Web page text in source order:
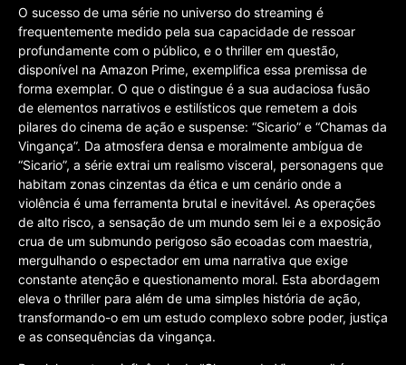
O sucesso de uma série no universo do streaming é
frequentemente medido pela sua capacidade de ressoar
profundamente com o público, e o thriller em questão,
disponível na Amazon Prime, exemplifica essa premissa de
forma exemplar. O que o distingue é a sua audaciosa fusão
de elementos narrativos e estilísticos que remetem a dois
pilares do cinema de ação e suspense: “Sicario” e “Chamas da
Vingança”. Da atmosfera densa e moralmente ambígua de
“Sicario”, a série extrai um realismo visceral, personagens que
habitam zonas cinzentas da ética e um cenário onde a
violência é uma ferramenta brutal e inevitável. As operações
de alto risco, a sensação de um mundo sem lei e a exposição
crua de um submundo perigoso são ecoadas com maestria,
mergulhando o espectador em uma narrativa que exige
constante atenção e questionamento moral. Esta abordagem
eleva o thriller para além de uma simples história de ação,
transformando-o em um estudo complexo sobre poder, justiça
e as consequências da vingança.